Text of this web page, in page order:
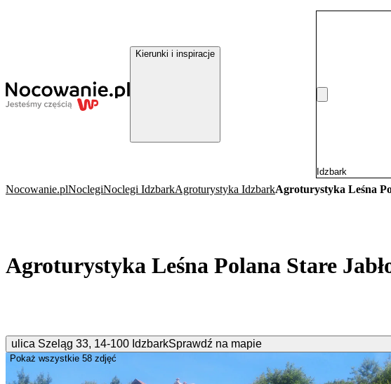
Kierunki i inspiracje
Nocowanie.plNoclegiNoclegi IdzbarkAgroturystyka IdzbarkAgroturystyka Leśna
Agroturystyka Leśna Polana Stare
ulica Szeląg 33, 14-100 IdzbarkSprawdź na mapie
Pokaż wszystkie 58 zdjęć